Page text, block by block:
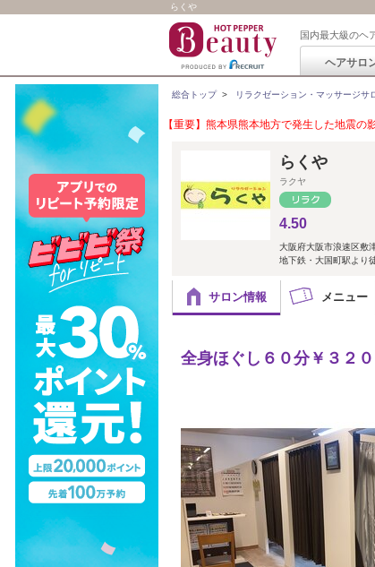
らくや
国内最大級のヘ
ヘアサロ
総合トップ> リラクゼーション・マッサージサ
【重要】熊本県熊本地方で発生した地震
らくや
ラクヤ
4.50
大阪府大阪市浪速区敷
地下鉄・大国町駅より
サロン情報 メニュー
全身ほぐし６０分￥３２０